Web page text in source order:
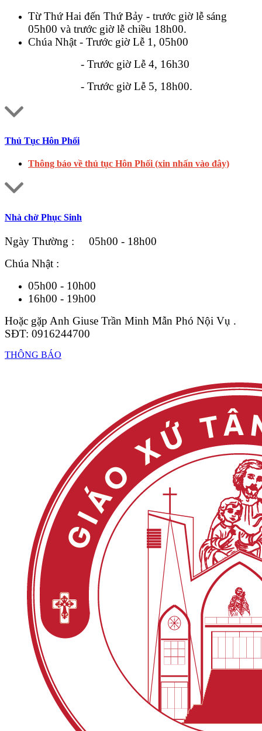
Từ Thứ Hai đến Thứ Bảy - trước giờ lễ sáng
05h00 và trước giờ lễ chiều 18h00.
Chúa Nhật - Trước giờ Lễ 1, 05h00
- Trước giờ Lễ 4, 16h30
- Trước giờ Lễ 5, 18h00.
Thủ Tục Hôn Phối
Thông báo về thủ tục Hôn Phối (xin nhấn vào đây)
Nhà chờ Phục Sinh
Ngày Thường : 05h00 - 18h00
Chúa Nhật :
05h00 - 10h00
16h00 - 19h00
Hoặc gặp Anh Giuse Trần Minh Mẫn Phó Nội Vụ .
SĐT: 0916244700
THÔNG BÁO